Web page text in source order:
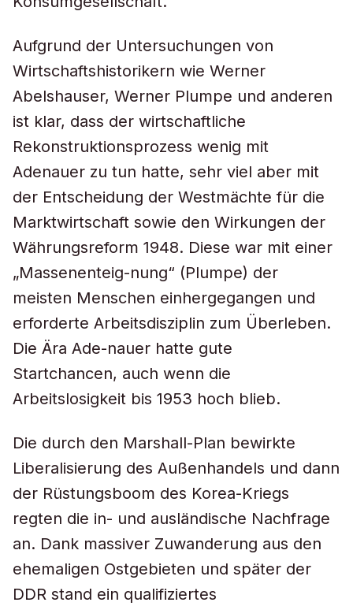
Aufgrund der Untersuchungen von
Wirtschaftshistorikern wie Werner
Abelshauser, Werner Plumpe und anderen
ist klar, dass der wirtschaftliche
Rekonstruktionsprozess wenig mit
Adenauer zu tun hatte, sehr viel aber mit
der Entscheidung der Westmächte für die
Marktwirtschaft sowie den Wirkungen der
Währungsreform 1948. Diese war mit einer
„Massenenteig-nung“ (Plumpe) der
meisten Menschen einhergegangen und
erforderte Arbeitsdisziplin zum Überleben.
Die Ära Ade-nauer hatte gute
Startchancen, auch wenn die
Arbeitslosigkeit bis 1953 hoch blieb.
Die durch den Marshall-Plan bewirkte
Liberalisierung des Außenhandels und dann
der Rüstungsboom des Korea-Kriegs
regten die in- und ausländische Nachfrage
an. Dank massiver Zuwanderung aus den
ehemaligen Ostgebieten und später der
DDR stand ein qualifiziertes